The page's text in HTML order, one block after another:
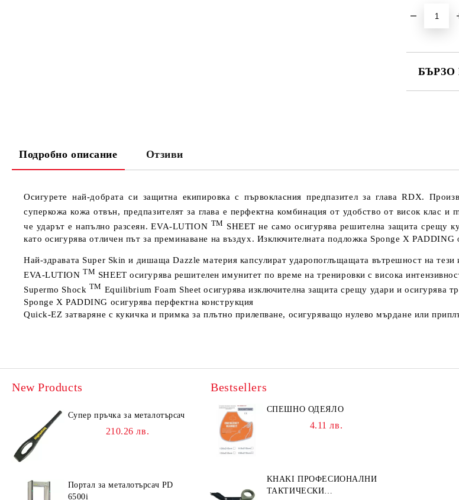
Подробно описание Отзиви
Осигурете най-добрата си защитна екипировка с първокласния предпазител за глава RDX.
суперкожа кожа отвън, предпазителят за глава е перфектна комбинация от удобство от висок клас и
че ударът е напълно разсеян. EVA-LUTION TM SHEET не само осигурява решителна защита срещу
като осигурява отличен път за преминаване на въздух. Изключителната подложка Sponge X PADDING
Най-здравата Super Skin и дишаща Dazzle материя капсулират ударопоглъщащата вътрешност на тези
EVA-LUTION TM SHEET осигурява решителен имунитет по време на тренировки с висока
Supermo Shock TM Equilibrium Foam Sheet осигурява изключителна защита срещу удари и осигурява
Sponge X PADDING осигурява перфектна конструкция
Quick-EZ затваряне с кукичка и примка за плътно прилепване, осигуряващо нулево мърдане или
New Products
Супер пръчка за металотърсач
210.26 лв.
Портал за металотърсач PD
6500i
Bestsellers
СПЕШНО ОДЕЯЛО
4.11 лв.
KHAKI ПРОФЕСИОНАЛНИ
ТАКТИЧЕСКИ